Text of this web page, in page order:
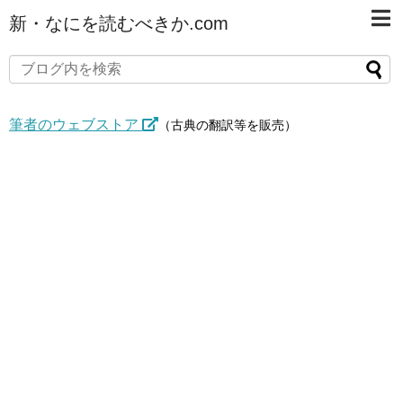
新・なにを読むべきか.com
筆者のウェブストア （古典の翻訳等を販売）